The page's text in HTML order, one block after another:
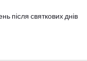
після святкових днів